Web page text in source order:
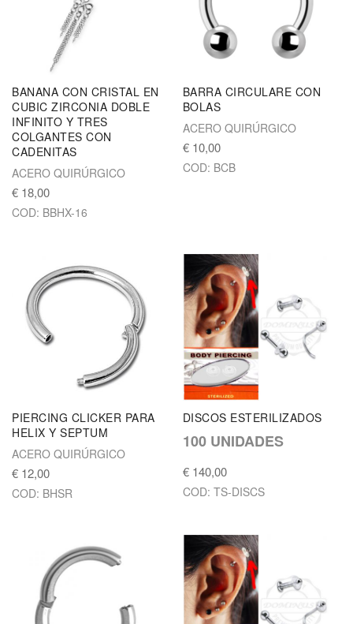
BANANA CON CRISTAL EN
CUBIC ZIRCONIA DOBLE
INFINITO Y TRES
COLGANTES CON
CADENITAS
ACERO QUIRÚRGICO
€ 18,00
COD: BBHX-16
BARRA CIRCULARE CON
BOLAS
ACERO QUIRÚRGICO
€ 10,00
COD: BCB
PIERCING CLICKER PARA
HELIX Y SEPTUM
ACERO QUIRÚRGICO
€ 12,00
COD: BHSR
DISCOS ESTERILIZADOS
100 UNIDADES
€ 140,00
COD: TS-DISCS